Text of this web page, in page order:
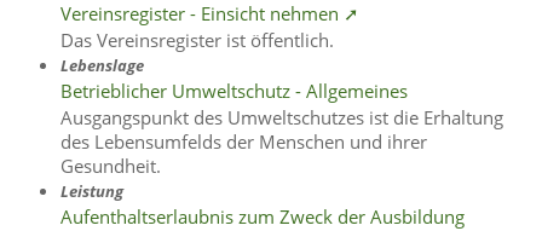
Vereinsregister - Einsicht nehmen ➚
Das Vereinsregister ist öffentlich.
Lebenslage
Betrieblicher Umweltschutz - Allgemeines
Ausgangspunkt des Umweltschutzes ist die Erhaltung
des Lebensumfelds der Menschen und ihrer
Gesundheit.
Leistung
Aufenthaltserlaubnis zum Zweck der Ausbildung